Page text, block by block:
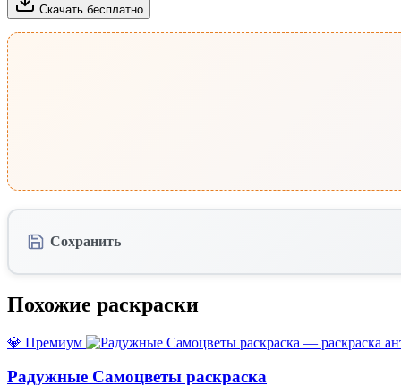
Скачать бесплатно
Сохранить
Похожие раскраски
💎 Премиум
Радужные Самоцветы раскраска